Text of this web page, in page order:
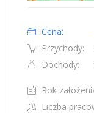
Cena:
Przychody:
Dochody:
Rok
Liczba